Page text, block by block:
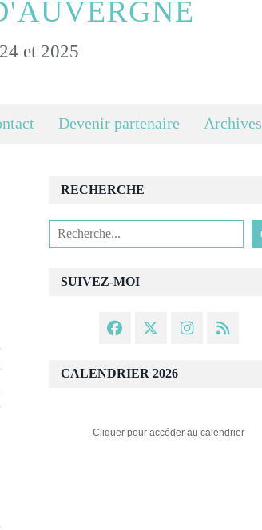
et 2025
Devenir partenaire Archives
SUIVEZ-MOI
RECHERCHE
CALENDRIER 2026
Cliquer pour accéder au calendrier